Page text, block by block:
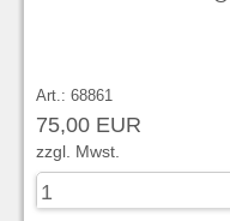
Art.: 68861
75,00 EUR
zzgl. Mwst.